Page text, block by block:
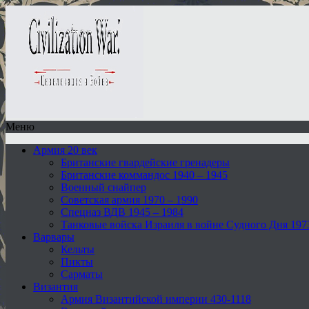
Меню
Армия 20 век
Британские гвардейские гренадеры
Британские коммандос 1940 – 1945
Военный снайпер
Советская армия 1970 – 1990
Спецназ ВДВ 1945 – 1984
Танковые войска Израиля в войне Судного Дня
Варвары
Кельты
Пикты
Сарматы
Византия
Армия Византийской империи 430-1118